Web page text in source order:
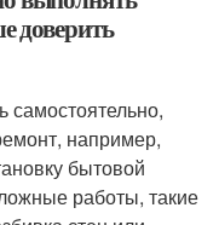
доверить
например,
бытовой
работы, такие